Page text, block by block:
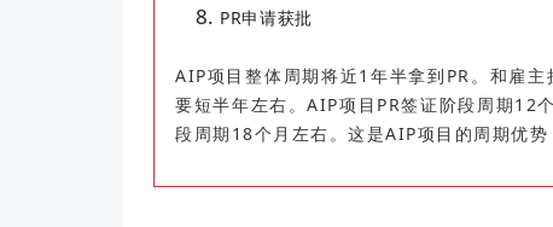
PR申请获批
AIP项目整体周期将近1年半拿到PR。和雇
要短半年左右。AIP项目PR签证阶段周期12
段周期18个月左右。这是AIP项目的周期优势